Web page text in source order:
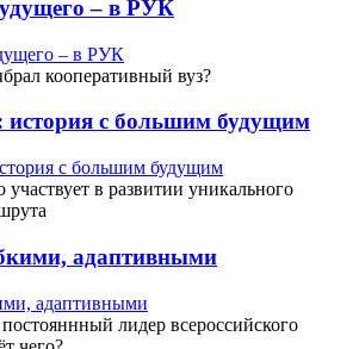
– в РУК
кооперативный вуз?
история с большим будущим
в развитии уникального
адаптивными
лидер всероссийского